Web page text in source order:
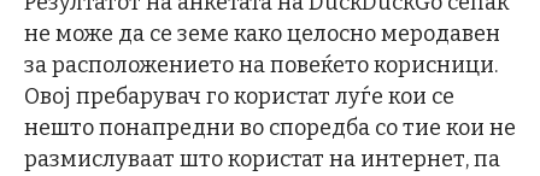
не може да се земе како целосно меродавен
за расположението на повеќето корисници.
Овој пребарувач го користат луѓе кои се
нешто понапредни во споредба со тие кои не
размислуваат што користат на интернет, па